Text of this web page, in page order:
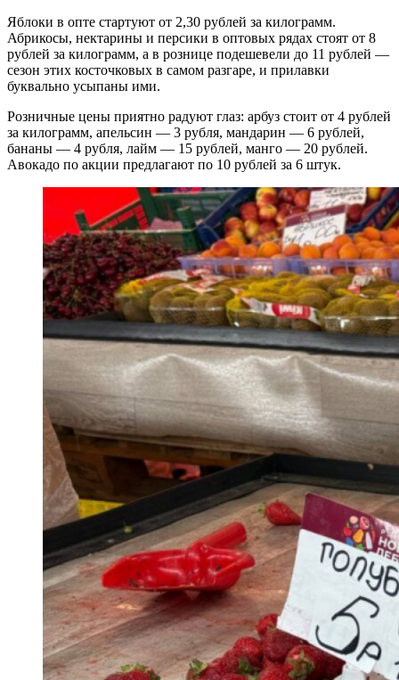
Яблоки в опте стартуют от 2,30 рублей за килограмм.
Абрикосы, нектарины и персики в оптовых рядах стоят от 8
рублей за килограмм, а в рознице подешевели до 11 рублей —
сезон этих косточковых в самом разгаре, и прилавки
буквально усыпаны ими.
Розничные цены приятно радуют глаз: арбуз стоит от 4 рублей
за килограмм, апельсин — 3 рубля, мандарин — 6 рублей,
бананы — 4 рубля, лайм — 15 рублей, манго — 20 рублей.
Авокадо по акции предлагают по 10 рублей за 6 штук.